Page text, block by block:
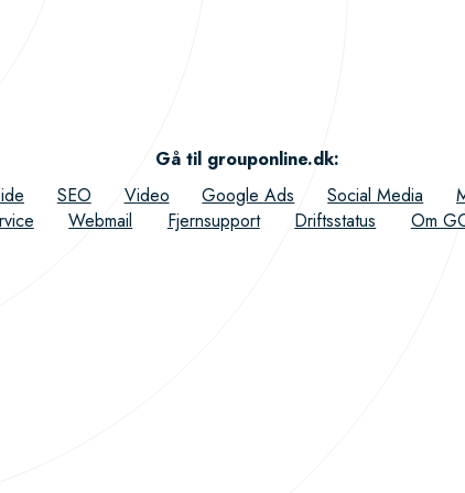
Gå til grouponline.dk:
SEO Video Google Ads Social Media
Webmail Fjernsupport Driftsstatus Om